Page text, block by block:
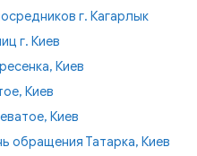
г. Кагарлык
г. Киев
Киев
Киев
Киев
обращения Татарка, Киев